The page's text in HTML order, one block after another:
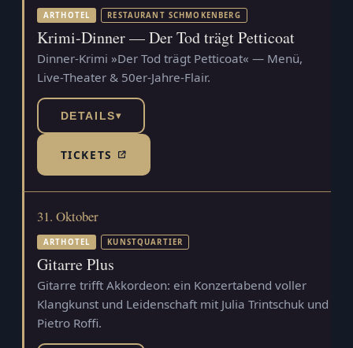
ARTHOTEL RESTAURANT SCHMOKENBERG
Krimi-Dinner — Der Tod trägt Petticoat
Dinner-Krimi »Der Tod trägt Petticoat« — Menü,
Live-Theater & 50er-Jahre-Flair.
DETAILS▾
TICKETS(TICKETSHOP, ÖFFNET IN NEUEM TAB)
31. Oktober
ARTHOTEL KUNSTQUARTIER
Gitarre Plus
Gitarre trifft Akkordeon: ein Konzertabend voller
Klangkunst und Leidenschaft mit Julia Trintschuk und
Pietro Roffi.